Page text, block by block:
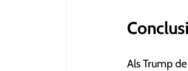
Als Trump